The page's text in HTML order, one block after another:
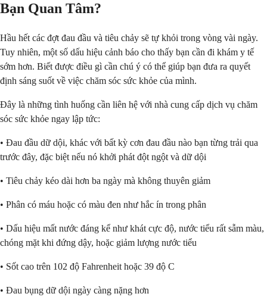
Bạn Quan Tâm?
Hầu hết các đợt đau đầu và tiêu chảy sẽ tự khỏi trong vòng vài ngày.
Tuy nhiên, một số dấu hiệu cảnh báo cho thấy bạn cần đi khám y tế
sớm hơn. Biết được điều gì cần chú ý có thể giúp bạn đưa ra quyết
định sáng suốt về việc chăm sóc sức khỏe của mình.
Đây là những tình huống cần liên hệ với nhà cung cấp dịch vụ chăm
sóc sức khỏe ngay lập tức:
• Đau đầu dữ dội, khác với bất kỳ cơn đau đầu nào bạn từng trải qua
trước đây, đặc biệt nếu nó khởi phát đột ngột và dữ dội
• Tiêu chảy kéo dài hơn ba ngày mà không thuyên giảm
• Phân có máu hoặc có màu đen như hắc ín trong phân
• Dấu hiệu mất nước đáng kể như khát cực độ, nước tiểu rất sẫm màu,
chóng mặt khi đứng dậy, hoặc giảm lượng nước tiểu
• Sốt cao trên 102 độ Fahrenheit hoặc 39 độ C
• Đau bụng dữ dội ngày càng nặng hơn